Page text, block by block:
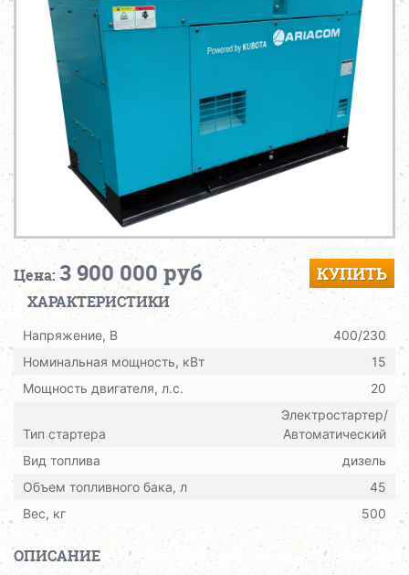
Цена: 3 900 000 руб КУПИТЬ
ХАРАКТЕРИСТИКИ
Напряжение, В
400/230
Номинальная мощность, кВт
15
Мощность двигателя, л.с.
20
Тип стартера
Электростартер/
Автоматический
Вид топлива
дизель
Объем топливного бака, л
45
Вес, кг
500
ОПИСАНИЕ